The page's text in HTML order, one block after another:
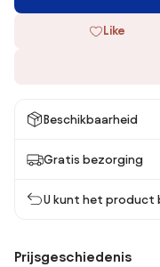
Like
Beschikbaarheid
Gratis bezorging
U kunt het product
Prijsgeschiedenis